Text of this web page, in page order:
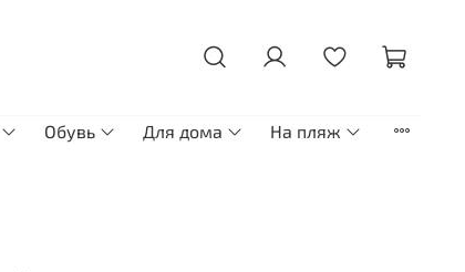
Обувь Для дома На пляж